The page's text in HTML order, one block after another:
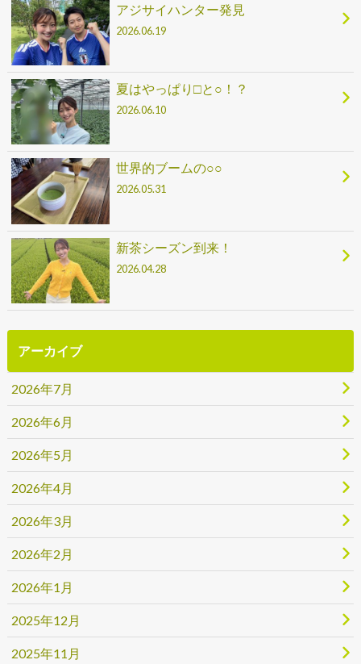
アジサイハンター発見
2026.06.19
夏はやっぱり□と○！？
2026.06.10
世界的ブームの○○
2026.05.31
新茶シーズン到来！
2026.04.28
アーカイブ
2026年7月
2026年6月
2026年5月
2026年4月
2026年3月
2026年2月
2026年1月
2025年12月
2025年11月